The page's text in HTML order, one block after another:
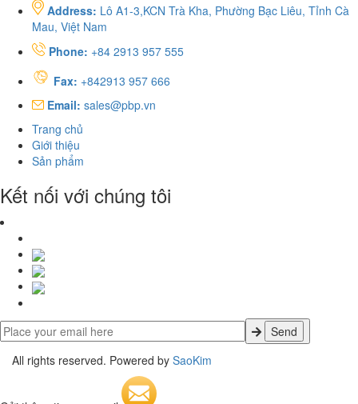
Address: Lô A1-3,KCN Trà Kha, Phường Bạc Liêu, Tỉnh Cà
Mau, Việt Nam
Phone: +84 2913 957 555
Fax: +842913 957 666
Email: sales@pbp.vn
Trang chủ
Giới thiệu
Sản phẩm
Kết nối với chúng tôi
All rights reserved. Powered by SaoKim